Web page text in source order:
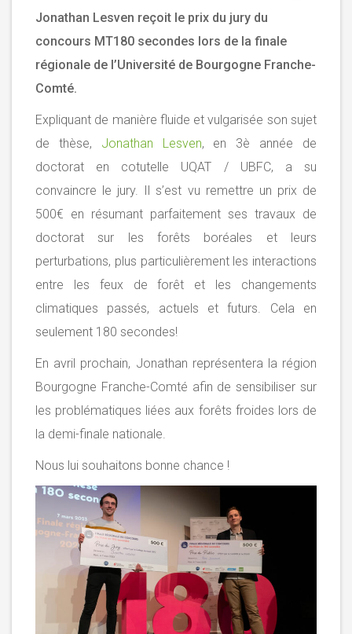
Jonathan Lesven reçoit le prix du jury du
concours MT180 secondes lors de la finale
régionale de l’Université de Bourgogne Franche-
Comté.
Expliquant de manière fluide et vulgarisée son sujet
de thèse, Jonathan Lesven, en 3è année de
doctorat en cotutelle UQAT / UBFC, a su
convaincre le jury. Il s’est vu remettre un prix de
500€ en résumant parfaitement ses travaux de
doctorat sur les forêts boréales et leurs
perturbations, plus particulièrement les interactions
entre les feux de forêt et les changements
climatiques passés, actuels et futurs. Cela en
seulement 180 secondes!
En avril prochain, Jonathan représentera la région
Bourgogne Franche-Comté afin de sensibiliser sur
les problématiques liées aux forêts froides lors de
la demi-finale nationale.
Nous lui souhaitons bonne chance !